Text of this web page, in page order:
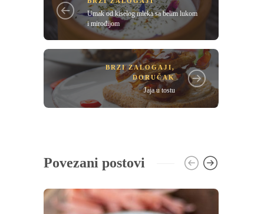
Umak od kiselog mleka sa belim lukom
i mirođijom
BRZI ZALOGAJI,
DORUČAK
Jaja u tostu
Povezani postovi